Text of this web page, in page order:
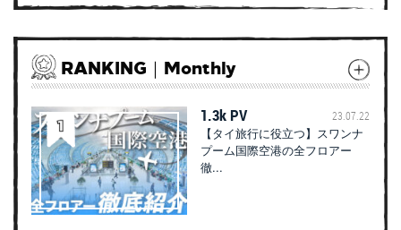
RANKING｜Monthly
1.3k PV 23.07.22
【タイ旅行に役立つ】スワンナ
プーム国際空港の全フロアー
徹...